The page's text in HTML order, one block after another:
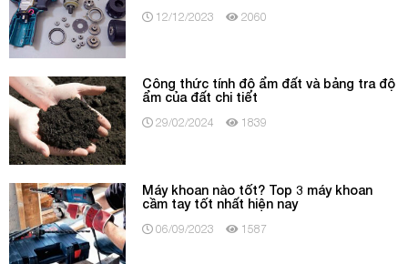
12/12/2023 2060
Công thức tính độ ẩm đất và bảng tra độ
ẩm của đất chi tiết
29/02/2024 1839
Máy khoan nào tốt? Top 3 máy khoan
cầm tay tốt nhất hiện nay
06/09/2023 1587